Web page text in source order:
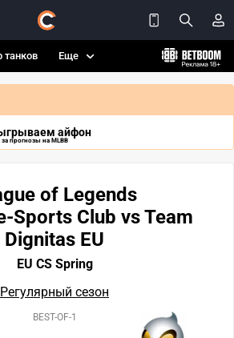
танков Еще
айфон
за прогнозы на MLBB
of Legends
Sports Club vs Team
Dignitas EU
EU CS Spring
Регулярный сезон
BEST-OF-1